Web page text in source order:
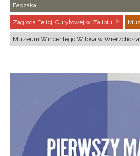
Baszaka
Zagroda Felicji Curyłowej w Zalipiu
Muzeum Wincentego Witosa w